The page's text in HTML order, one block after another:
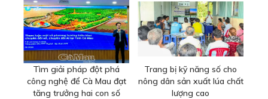
Tìm giải pháp đột phá
công nghệ để Cà Mau đạt
tăng trưởng hai con số
Trang bị kỹ năng số cho
nông dân sản xuất lúa chất
lượng cao